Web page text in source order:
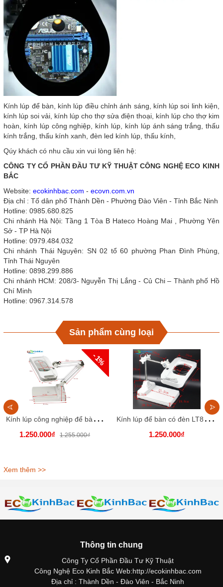
Kính lúp để bàn, kính lúp điều chỉnh ánh sáng, kính lúp soi linh kiện,
kính lúp soi vải, kính lúp cho thợ sửa điện thoại, kính lúp cho thợ kim
hoàn, kính lúp công nghiệp, kính lúp, kính lúp ánh sáng trắng, thấu
kính trắng, thấu kính xanh, đèn led kính lúp, thấu kính,
Qúy khách có nhu cầu xin vui lòng liên hệ:
CÔNG TY CỔ PHẦN ĐẦU TƯ KỸ THUẬT CÔNG NGHỆ ECO KINH
BẮC
Website: ecokinhbac.com - ecovn.com.vn
Địa chỉ : Tổ dân phố Thành Dền - Phường Đào Viên - Tỉnh Bắc Ninh
Hotline: 0985.680.825
Chi nhánh Hà Nội: Tầng 1 Tòa B Hateco Hoàng Mai , Phường Yên
Sở - TP Hà Nội
Hotline: 0979.484.032
Chi nhánh Thái Nguyên: SN 02 tổ 60 phường Phan Đình Phùng,
Tỉnh Thái Nguyên
Hotline: 0898.299.886
Chi nhánh HCM: 208/3- Nguyễn Thị Lắng - Củ Chi – Thành phố Hồ
Chí Minh
Hotline: 0967.314.578
Sản phẩm cùng loại
- 1%
K
ính lúp công nghiệp để bàn LT86I. Thấu kính trắng, góc quan sát to, rộng
1.250.000₫ 1.255.000₫
K
ính lúp để bàn có đèn LT86H, thấu kính trắng
1.250.000₫
Xem thêm >>
Thông tin chung
Công Ty Cổ Phần Đầu Tư Kỹ Thuật
Công Nghệ Eco Kinh Bắc Web:http://ecokinhbac.com
Địa chỉ : Thành Dền - Đào Viên - Bắc Ninh